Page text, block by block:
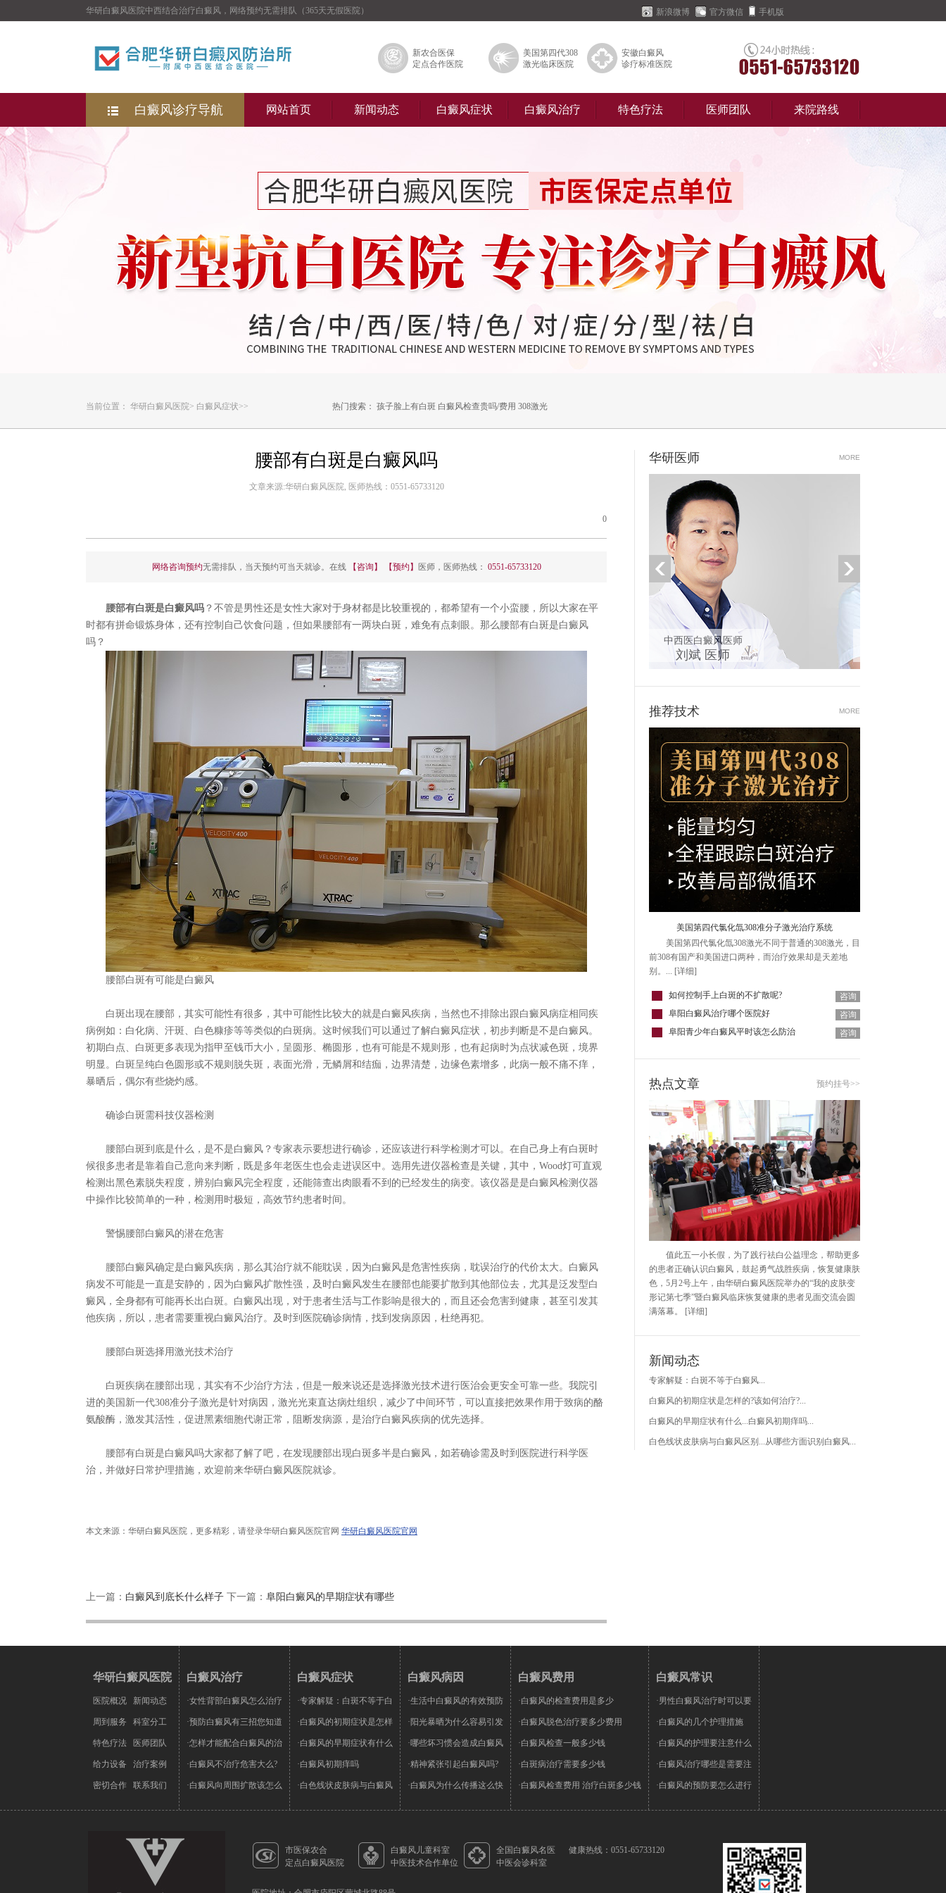
华研白癜风医院中西结合治疗白癜风，网络预约无需排队（365天无假医院） 新浪微博 官方微信 手机版
新农合医保
定点合作医院
美国第四代308
激光临床医院
安徽白癜风
诊疗标准医院
白癜风诊疗导航 网站首页 新闻动态 白癜风症状 白癜风治疗 特色疗法 医师团队 来院路线
当前位置： 华研白癜风医院> 白癜风症状>> 热门搜索： 孩子脸上有白斑 白癜风检查贵吗/费用 308激光
腰部有白斑是白癜风吗
文章来源:华研白癜风医院, 医师热线：0551-65733120
0
网络咨询预约无需排队，当天预约可当天就诊。在线 【咨询】 【预约】 医师，医师热线： 0551-65733120
腰部有白斑是白癜风吗 ？不管是男性还是女性大家对于身材都是比较重视的，都希望有一个小蛮腰，所以大家在平
时都有拼命锻炼身体，还有控制自己饮食问题，但如果腰部有一两块白斑，难免有点刺眼。那么腰部有白斑是白癜风
吗？
腰部白斑有可能是白癜风
白斑出现在腰部，其实可能性有很多，其中可能性比较大的就是白癜风疾病，当然也不排除出跟白癜风病症相同疾
病例如：白化病、汗斑、白色糠疹等等类似的白斑病。这时候我们可以通过了解白癜风症状，初步判断是不是白癜风。
初期白点、白斑更多表现为指甲至钱币大小，呈圆形、椭圆形，也有可能是不规则形，也有起病时为点状减色斑，境界
明显。白斑呈纯白色圆形或不规则脱失斑，表面光滑，无鳞屑和结痂，边界清楚，边缘色素增多，此病一般不痛不痒，
暴晒后，偶尔有些烧灼感。
确诊白斑需科技仪器检测
腰部白斑到底是什么，是不是白癜风？专家表示要想进行确诊，还应该进行科学检测才可以。在自己身上有白斑时
候很多患者是靠着自己意向来判断，既是多年老医生也会走进误区中。选用先进仪器检查是关键，其中，Wood灯可直观
检测出黑色素脱失程度，辨别白癜风完全程度，还能筛查出肉眼看不到的已经发生的病变。该仪器是是白癜风检测仪器
中操作比较简单的一种，检测用时极短，高效节约患者时间。
警惕腰部白癜风的潜在危害
腰部白癜风确定是白癜风疾病，那么其治疗就不能耽误，因为白癜风是危害性疾病，耽误治疗的代价太大。白癜风
病发不可能是一直是安静的，因为白癜风扩散性强，及时白癜风发生在腰部也能要扩散到其他部位去，尤其是泛发型白
癜风，全身都有可能再长出白斑。白癜风出现，对于患者生活与工作影响是很大的，而且还会危害到健康，甚至引发其
他疾病，所以，患者需要重视白癜风治疗。及时到医院确诊病情，找到发病原因，杜绝再犯。
腰部白斑选择用激光技术治疗
白斑疾病在腰部出现，其实有不少治疗方法，但是一般来说还是选择激光技术进行医治会更安全可靠一些。我院引
进的美国新一代308准分子激光是针对病因，激光光束直达病灶组织，减少了中间环节，可以直接把效果作用于致病的酪
氨酸酶，激发其活性，促进黑素细胞代谢正常，阻断发病源，是治疗白癜风疾病的优先选择。
腰部有白斑是白癜风吗大家都了解了吧，在发现腰部出现白斑多半是白癜风，如若确诊需及时到医院进行科学医
治，并做好日常护理措施，欢迎前来华研白癜风医院就诊。
本文来源：华研白癜风医院，更多精彩，请登录华研白癜风医院官网 华研白癜风医院官网
上一篇： 白癜风到底长什么样子 下一篇： 阜阳白癜风的早期症状有哪些
华研医师 MORE
女性白癜风医师
孙定英 医师 高汝辉 医师 刘斌 医师
女性白癜风医师
孙定英 医师
推荐技术 MORE
美国第四代氯化氙308准分子激光治疗系统
美国第四代氯化氙308激光不同于普通的308激光，目
前308有国产和美国进口两种，而治疗效果却是天差地
别。... [详细]
如何控制手上白斑的不扩散呢?
咨询
阜阳白癜风治疗哪个医院好
咨询
阜阳青少年白癜风平时该怎么防治
咨询
热点文章 预约挂号>>
值此五一小长假，为了践行祛白公益理念，帮助更多
的患者正确认识白癜风，鼓起勇气战胜疾病，恢复健康肤
色，5月2号上午，由华研白癜风医院举办的“我的皮肤变
形记第七季”暨白癜风临床恢复健康的患者见面交流会圆
满落幕。
[详细]
新闻动态
专家解疑：白斑不等于白癜风...
白癜风的初期症状是怎样的?该如何治疗?...
白癜风的早期症状有什么...白癜风初期痒吗...
白色线状皮肤病与白癜风区别...从哪些方面识别白癜风...
华研白癜风医院
医院概况 新闻动态
周到服务 科室分工
特色疗法 医师团队
给力设备 治疗案例
密切合作 联系我们
白癜风治疗
·女性背部白癜风怎么治疗
·预防白癜风有三招您知道
·怎样才能配合白癜风的治
·白癜风不治疗危害大么?
·白癜风向周围扩散该怎么
白癜风症状
·专家解疑：白斑不等于白
·白癜风的初期症状是怎样
·白癜风的早期症状有什么
·白癜风初期痒吗
·白色线状皮肤病与白癜风
白癜风病因
·生活中白癜风的有效预防
·阳光暴晒为什么容易引发
·哪些坏习惯会造成白癜风
·精神紧张引起白癜风吗?
·白癜风为什么传播这么快
白癜风费用
·白癜风的检查费用是多少
·白癜风脱色治疗要多少费用
·白癜风检查一般多少钱
·白斑病治疗需要多少钱
·白癜风检查费用 治疗白斑多少钱
白癜风常识
·男性白癜风治疗时可以要
·白癜风的几个护理措施
·白癜风的护理要注意什么
·白癜风治疗哪些是需要注
·白癜风的预防要怎么进行
市医保农合
定点白癜风医院
白癜风儿童科室
中医技术合作单位
全国白癜风名医
中医会诊科室
健康热线：0551-65733120